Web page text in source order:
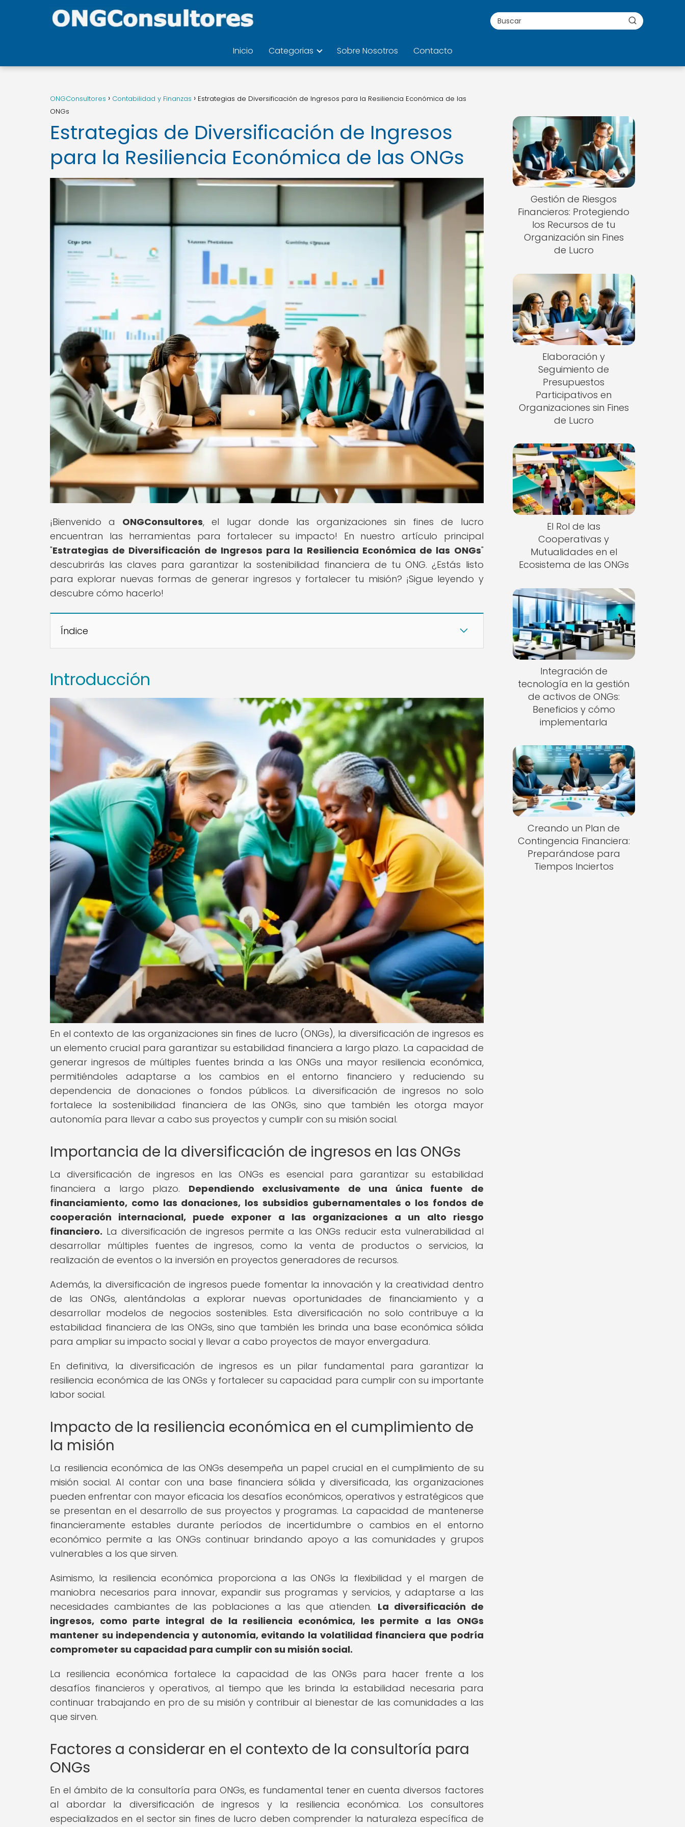
Inicio Categorias Sobre Nosotros Contacto
ONGConsultores Contabilidad y Finanzas
Estrategias de Diversificación de Ingresos para la Resiliencia Económica de las
ONGs
Estrategias de Diversificación de Ingresos
para la Resiliencia Económica de las ONGs
¡Bienvenido a ONGConsultores, el lugar donde las organizaciones sin fines de lucro
encuentran las herramientas para fortalecer su impacto! En nuestro artículo principal
"Estrategias de Diversificación de Ingresos para la Resiliencia Económica de las ONGs"
descubrirás las claves para garantizar la sostenibilidad financiera de tu ONG. ¿Estás listo
para explorar nuevas formas de generar ingresos y fortalecer tu misión? ¡Sigue leyendo y
descubre cómo hacerlo!
Índice
Introducción
En el contexto de las organizaciones sin fines de lucro (ONGs), la diversificación de ingresos es
un elemento crucial para garantizar su estabilidad financiera a largo plazo. La capacidad de
generar ingresos de múltiples fuentes brinda a las ONGs una mayor resiliencia económica,
permitiéndoles adaptarse a los cambios en el entorno financiero y reduciendo su
dependencia de donaciones o fondos públicos. La diversificación de ingresos no solo
fortalece la sostenibilidad financiera de las ONGs, sino que también les otorga mayor
autonomía para llevar a cabo sus proyectos y cumplir con su misión social.
Importancia de la diversificación de ingresos en las ONGs
La diversificación de ingresos en las ONGs es esencial para garantizar su estabilidad
financiera a largo plazo. Dependiendo exclusivamente de una única fuente de
financiamiento, como las donaciones, los subsidios gubernamentales o los fondos de
cooperación internacional, puede exponer a las organizaciones a un alto riesgo
financiero. La diversificación de ingresos permite a las ONGs reducir esta vulnerabilidad al
desarrollar múltiples fuentes de ingresos, como la venta de productos o servicios, la
realización de eventos o la inversión en proyectos generadores de recursos.
Además, la diversificación de ingresos puede fomentar la innovación y la creatividad dentro
de las ONGs, alentándolas a explorar nuevas oportunidades de financiamiento y a
desarrollar modelos de negocios sostenibles. Esta diversificación no solo contribuye a la
estabilidad financiera de las ONGs, sino que también les brinda una base económica sólida
para ampliar su impacto social y llevar a cabo proyectos de mayor envergadura.
En definitiva, la diversificación de ingresos es un pilar fundamental para garantizar la
resiliencia económica de las ONGs y fortalecer su capacidad para cumplir con su importante
labor social.
Impacto de la resiliencia económica en el cumplimiento de
la misión
La resiliencia económica de las ONGs desempeña un papel crucial en el cumplimiento de su
misión social. Al contar con una base financiera sólida y diversificada, las organizaciones
pueden enfrentar con mayor eficacia los desafíos económicos, operativos y estratégicos que
se presentan en el desarrollo de sus proyectos y programas. La capacidad de mantenerse
financieramente estables durante períodos de incertidumbre o cambios en el entorno
económico permite a las ONGs continuar brindando apoyo a las comunidades y grupos
vulnerables a los que sirven.
Asimismo, la resiliencia económica proporciona a las ONGs la flexibilidad y el margen de
maniobra necesarios para innovar, expandir sus programas y servicios, y adaptarse a las
necesidades cambiantes de las poblaciones a las que atienden. La diversificación de
ingresos, como parte integral de la resiliencia económica, les permite a las ONGs
mantener su independencia y autonomía, evitando la volatilidad financiera que podría
comprometer su capacidad para cumplir con su misión social.
La resiliencia económica fortalece la capacidad de las ONGs para hacer frente a los
desafíos financieros y operativos, al tiempo que les brinda la estabilidad necesaria para
continuar trabajando en pro de su misión y contribuir al bienestar de las comunidades a las
que sirven.
Factores a considerar en el contexto de la consultoría para
ONGs
En el ámbito de la consultoría para ONGs, es fundamental tener en cuenta diversos factores
al abordar la diversificación de ingresos y la resiliencia económica. Los consultores
especializados en el sector sin fines de lucro deben comprender la naturaleza específica de
Gestión de Riesgos
Financieros: Protegiendo
los Recursos de tu
Organización sin Fines
de Lucro
Elaboración y
Seguimiento de
Presupuestos
Participativos en
Organizaciones sin Fines
de Lucro
El Rol de las
Cooperativas y
Mutualidades en el
Ecosistema de las ONGs
Integración de
tecnología en la gestión
de activos de ONGs:
Beneficios y cómo
implementarla
Creando un Plan de
Contingencia Financiera:
Preparándose para
Tiempos Inciertos